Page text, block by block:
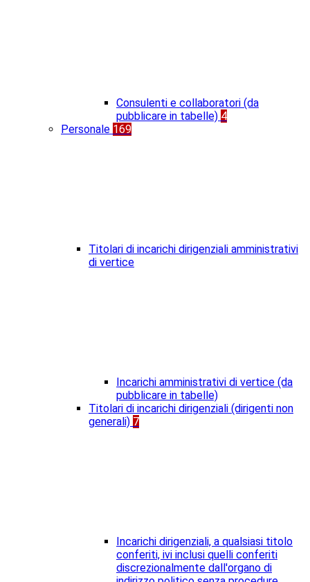
Consulenti e collaboratori (da
pubblicare in tabelle) 4
Personale 169
Titolari di incarichi dirigenziali amministrativi
di vertice
Incarichi amministrativi di vertice (da
pubblicare in tabelle)
Titolari di incarichi dirigenziali (dirigenti non
generali) 7
Incarichi dirigenziali, a qualsiasi titolo
conferiti, ivi inclusi quelli conferiti
discrezionalmente dall'organo di